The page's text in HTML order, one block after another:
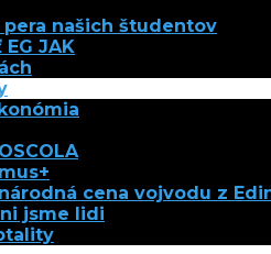
našich študentov
JAK
cena vojvodu z
jsme lidi